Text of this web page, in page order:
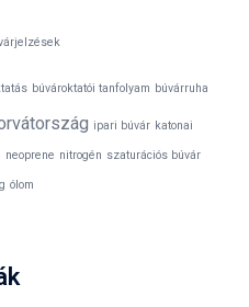
búvároktatói tanfolyam búvárruha
ipari búvár katonai
neoprene nitrogén szaturációs búvár
ólom